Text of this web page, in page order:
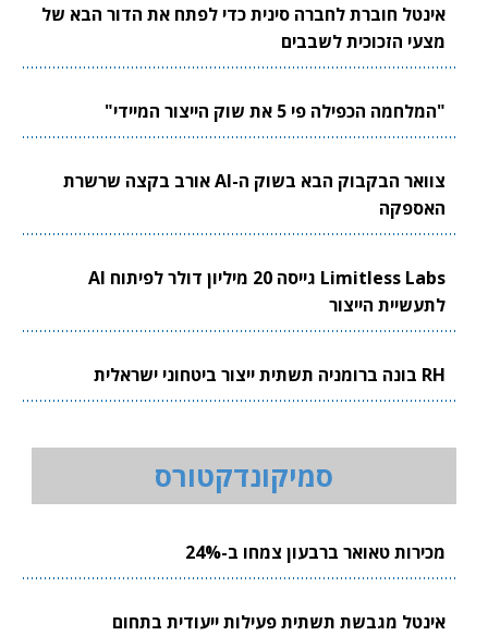
אינטל חוברת לחברה סינית כדי לפתח את הדור הבא של
מצעי הזכוכית לשבבים
"המלחמה הכפילה פי 5 את שוק הייצור המיידי"
צוואר הבקבוק הבא בשוק ה-AI אורב בקצה שרשרת
האספקה
Limitless Labs גייסה 20 מיליון דולר לפיתוח AI
לתעשיית הייצור
RH בונה ברומניה תשתית ייצור ביטחוני ישראלית
סמיקונדקטורס
מכירות טאואר ברבעון צמחו ב-24%
אינטל מגבשת תשתית פעילות ייעודית בתחום